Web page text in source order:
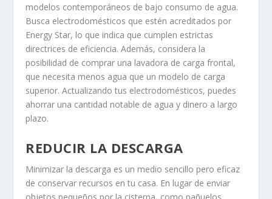
modelos contemporáneos de bajo consumo de agua.
Busca electrodomésticos que estén acreditados por
Energy Star, lo que indica que cumplen estrictas
directrices de eficiencia. Además, considera la
posibilidad de comprar una lavadora de carga frontal,
que necesita menos agua que un modelo de carga
superior. Actualizando tus electrodomésticos, puedes
ahorrar una cantidad notable de agua y dinero a largo
plazo.
REDUCIR LA DESCARGA
Minimizar la descarga es un medio sencillo pero eficaz
de conservar recursos en tu casa. En lugar de enviar